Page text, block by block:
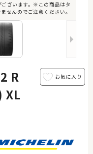
ざいます。※この商品はタ
せんのでご注意ください。
R
XL